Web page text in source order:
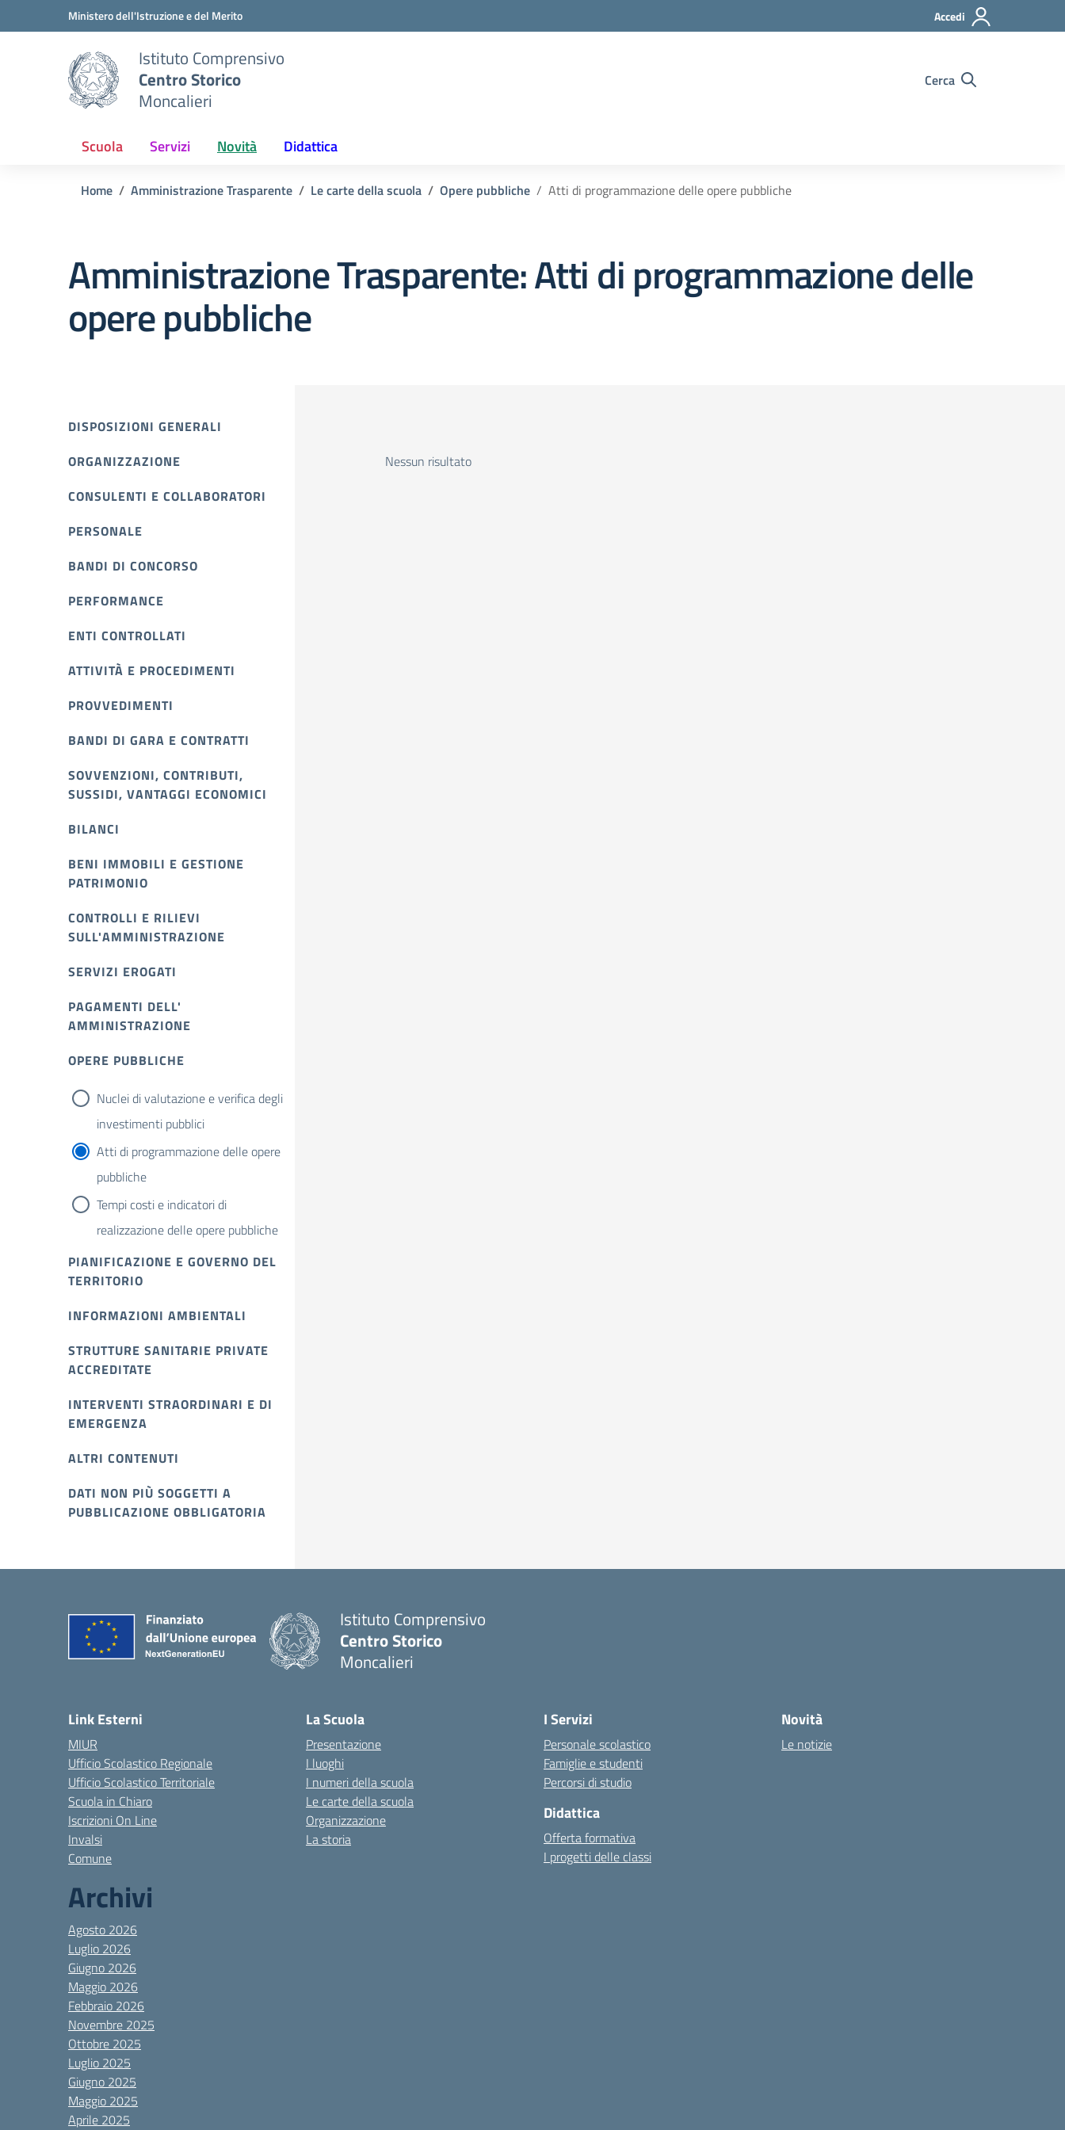
Vai ai contenuti
Vai al menu di navigazioneMinistero dell'Istruzione e del Merito Accedi
Istituto Comprensivo
Centro Storico
Moncalieri
Cerca
Scuola Servizi Novità Didattica
Home Amministrazione Trasparente Le carte della scuola Opere pubbliche Atti di programmazione delle opere pubbliche
Amministrazione Trasparente:Atti di programmazione delle
opere pubbliche
DISPOSIZIONI GENERALI
ORGANIZZAZIONE
CONSULENTI E COLLABORATORI
PERSONALE
BANDI DI CONCORSO
PERFORMANCE
ENTI CONTROLLATI
ATTIVITÀ E PROCEDIMENTI
PROVVEDIMENTI
BANDI DI GARA E CONTRATTI
SOVVENZIONI, CONTRIBUTI,
SUSSIDI, VANTAGGI ECONOMICI
BILANCI
BENI IMMOBILI E GESTIONE
PATRIMONIO
CONTROLLI E RILIEVI
SULL'AMMINISTRAZIONE
SERVIZI EROGATI
PAGAMENTI DELL'
AMMINISTRAZIONE
OPERE PUBBLICHE
Nuclei di valutazione e verifica degli
investimenti pubblici
Atti di programmazione delle opere
pubbliche
Tempi costi e indicatori di
realizzazione delle opere pubbliche
PIANIFICAZIONE E GOVERNO DEL
TERRITORIO
INFORMAZIONI AMBIENTALI
STRUTTURE SANITARIE PRIVATE
ACCREDITATE
INTERVENTI STRAORDINARI E DI
EMERGENZA
ALTRI CONTENUTI
DATI NON PIÙ SOGGETTI A
PUBBLICAZIONE OBBLIGATORIA
Nessun risultato
Istituto Comprensivo
Centro Storico
Moncalieri
Link Esterni
MIUR
Ufficio Scolastico Regionale
Ufficio Scolastico Territoriale
Scuola in Chiaro
Iscrizioni On Line
Invalsi
Comune
Archivi
Agosto 2026
Luglio 2026
Giugno 2026
Maggio 2026
Febbraio 2026
Novembre 2025
Ottobre 2025
Luglio 2025
Giugno 2025
Maggio 2025
Aprile 2025
La Scuola
Presentazione
I luoghi
I numeri della scuola
Le carte della scuola
Organizzazione
La storia
I Servizi
Personale scolastico
Famiglie e studenti
Percorsi di studio
Didattica
Offerta formativa
I progetti delle classi
Novità
Le notizie